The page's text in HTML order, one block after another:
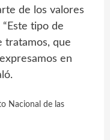
de los valores
tipo de
tratamos, que
en
Nacional de las